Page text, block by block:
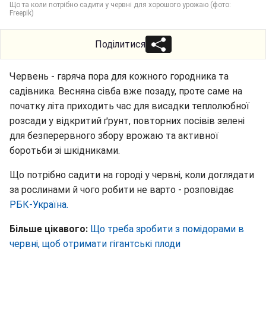
Що та коли потрібно садити у червні для хорошого урожаю (фото:
Freepik)
Поділитися
Червень - гаряча пора для кожного городника та
садівника. Весняна сівба вже позаду, проте саме на
початку літа приходить час для висадки теплолюбної
розсади у відкритий ґрунт, повторних посівів зелені
для безперервного збору врожаю та активної
боротьби зі шкідниками.
Що потрібно садити на городі у червні, коли доглядати
за рослинами й чого робити не варто - розповідає
РБК-Україна.
Більше цікавого: Що треба зробити з помідорами в
червні, щоб отримати гігантські плоди